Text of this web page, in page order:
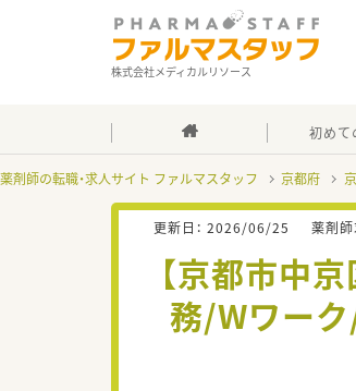
株式会社メディカルリソース
初めて
薬剤師の転職・求人サイト ファルマスタッフ 京都府
更新日： 2026/06/25 薬剤師
【京都市中
務/Wワー